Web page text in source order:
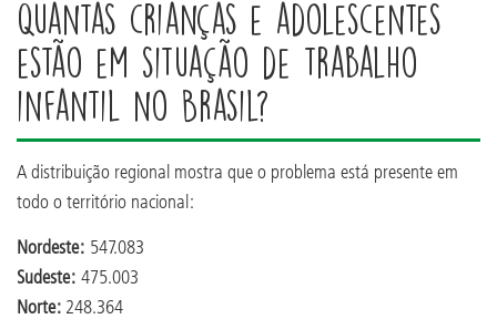
Quantas crianças e adolescentes
estão em situação de trabalho
infantil no Brasil?
A distribuição regional mostra que o problema está presente em
todo o território nacional:
Nordeste: 547.083
Sudeste: 475.003
Norte: 248.364